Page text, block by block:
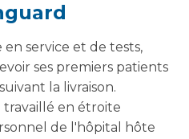
en service et de tests,
ses premiers patients
la livraison.
travaillé en étroite
de l'hôpital hôte